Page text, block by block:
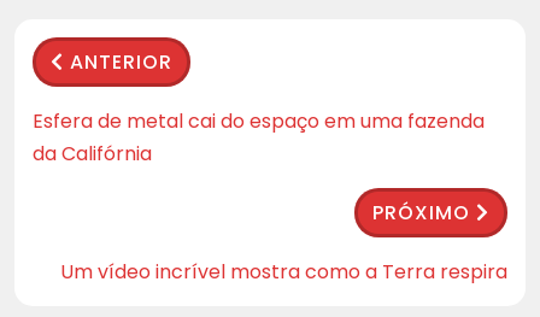
ANTERIOR
Esfera de metal cai do espaço em uma fazenda
da Califórnia
PRÓXIMO
Um vídeo incrível mostra como a Terra respira